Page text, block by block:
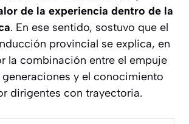
de la experiencia dentro de la
. En ese sentido, sostuvo que el
provincial se explica, en
la combinación entre el empuje
generaciones y el conocimiento
dirigentes con trayectoria.